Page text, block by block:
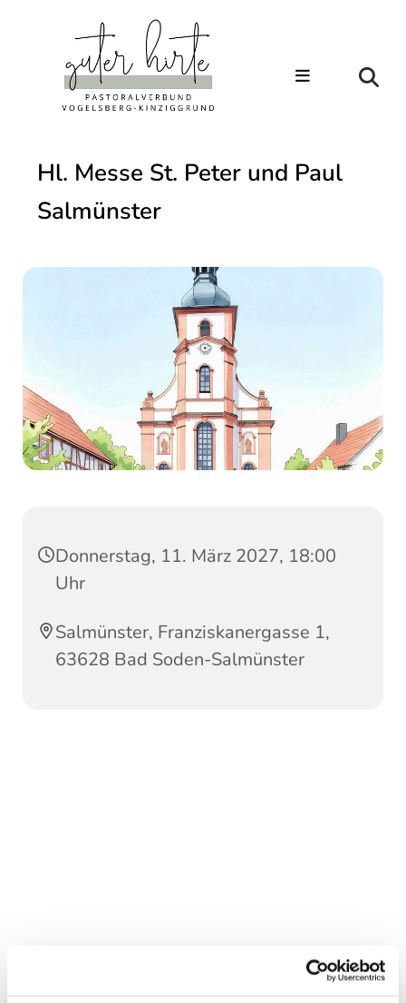
Hl. Messe St. Peter und Paul
Salmünster
Donnerstag, 11. März 2027, 18:00
Uhr
Salmünster, Franziskanergasse 1,
63628 Bad Soden-Salmünster